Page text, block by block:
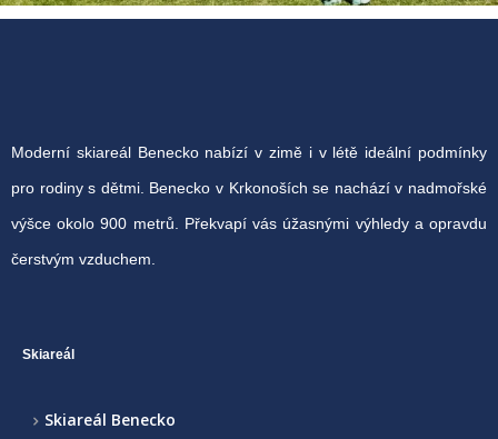
Moderní skiareál Benecko nabízí v zimě i v létě ideální podmínky
pro rodiny s dětmi. Benecko v Krkonoších se nachází v nadmořské
výšce okolo 900 metrů. Překvapí vás úžasnými výhledy a opravdu
čerstvým vzduchem.
Skiareál
Skiareál Benecko